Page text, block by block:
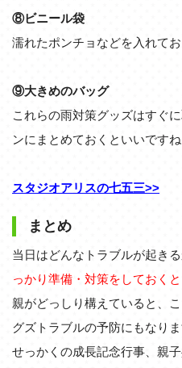
⑧ビニール袋
濡れたポンチョなどを入れてお
⑨大きめのバッグ
これらの雨対策グッズはすぐ
ンにまとめておくといいですね
スタジオアリスの七五三>>
まとめ
当日はどんなトラブルが起きる
っかり準備・対策をしておく
親がどっしり構えていると、
グズトラブルの予防にもなりま
せっかくの成長記念行事、親